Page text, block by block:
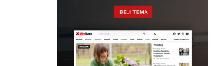
6 jam lalu
Pemilik
Royal
Phone